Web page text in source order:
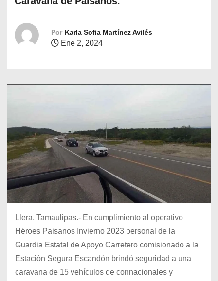
Por Karla Sofia Martínez Avilés
Ene 2, 2024
Llera, Tamaulipas.- En cumplimiento al operativo
Héroes Paisanos Invierno 2023 personal de la
Guardia Estatal de Apoyo Carretero comisionado a la
Estación Segura Escandón brindó seguridad a una
caravana de 15 vehículos de connacionales y